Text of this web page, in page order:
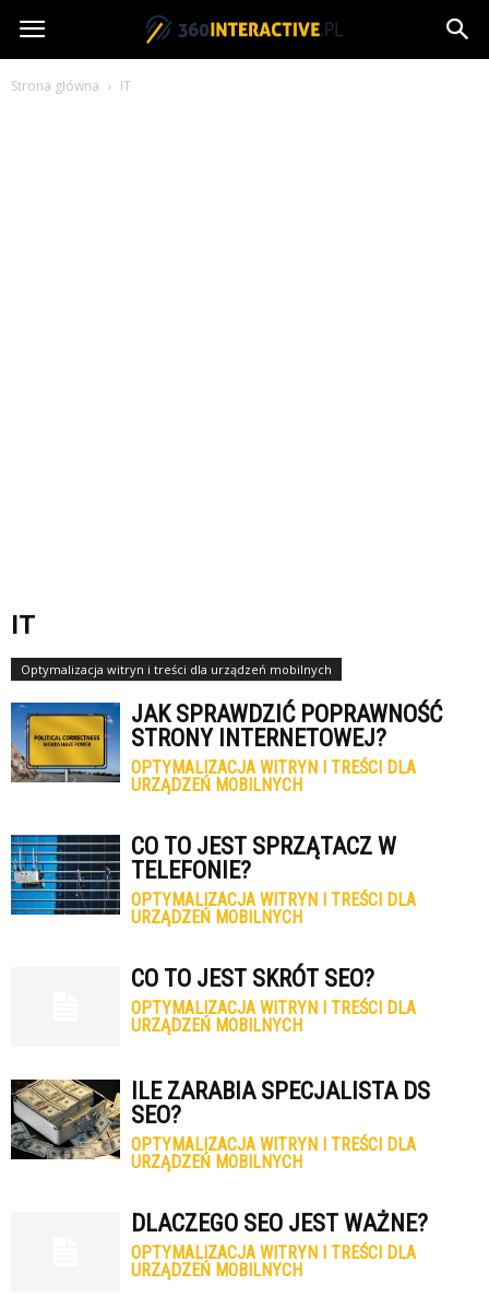
360interactive.pl
Strona główna IT
IT
Optymalizacja witryn i treści dla urządzeń mobilnych
JAK SPRAWDZIĆ POPRAWNOŚĆ
STRONY INTERNETOWEJ?
OPTYMALIZACJA WITRYN I TREŚCI DLA
URZĄDZEŃ MOBILNYCH
CO TO JEST SPRZĄTACZ W
TELEFONIE?
OPTYMALIZACJA WITRYN I TREŚCI DLA
URZĄDZEŃ MOBILNYCH
CO TO JEST SKRÓT SEO?
OPTYMALIZACJA WITRYN I TREŚCI DLA
URZĄDZEŃ MOBILNYCH
ILE ZARABIA SPECJALISTA DS
SEO?
OPTYMALIZACJA WITRYN I TREŚCI DLA
URZĄDZEŃ MOBILNYCH
DLACZEGO SEO JEST WAŻNE?
OPTYMALIZACJA WITRYN I TREŚCI DLA
URZĄDZEŃ MOBILNYCH